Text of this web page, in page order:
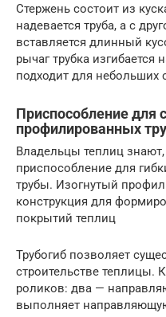
Стержень состоит из
надевается труба, а с
вставляется длинный
рычаг трубка изгибается
подходит для небольших
Приспособление для
профилированных
Владельцы теплиц
приспособление для
трубы. Изогнутый
конструкция для
покрытий теплиц
Трубогиб позволяет
строительстве теплицы.
роликов: два —
выполняет